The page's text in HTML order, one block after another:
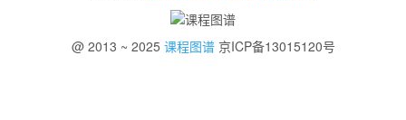
@ 2013 ~ 2025 课程图谱京ICP备13015120号